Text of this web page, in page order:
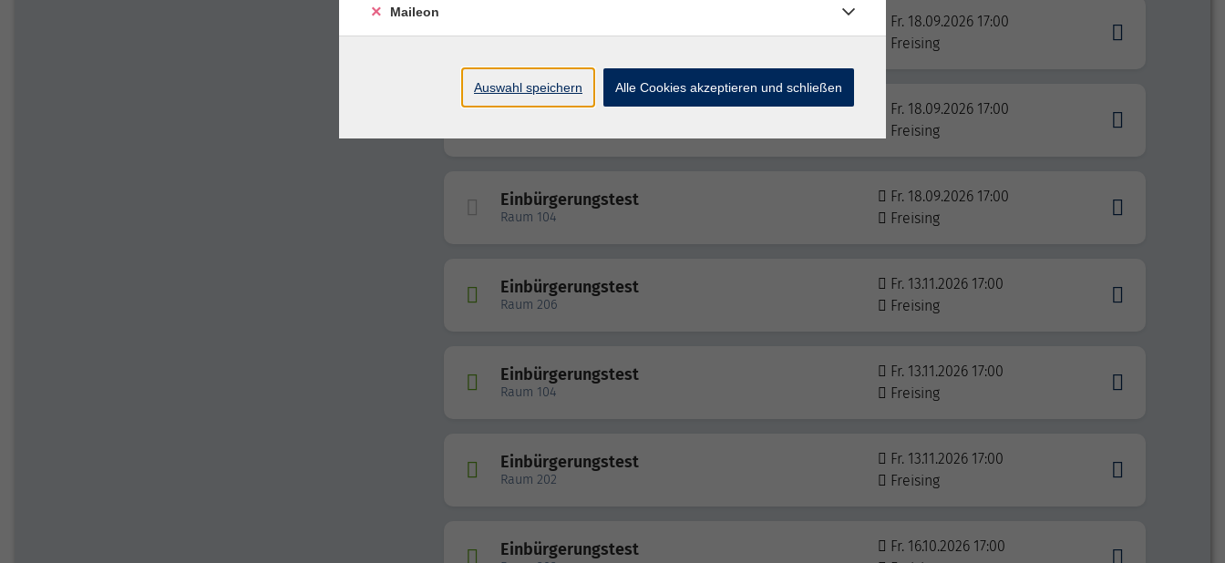
Fr. 18.09.2026 17:00
Freising
Einbürgerungstest
Fr. 18.09.2026 17:00
Freising
Einbürgerungstest
Raum 104
Fr. 18.09.2026 17:00
Freising
Einbürgerungstest
Raum 206
Fr. 13.11.2026 17:00
Freising
Einbürgerungstest
Raum 104
Fr. 13.11.2026 17:00
Freising
Einbürgerungstest
Raum 202
Fr. 13.11.2026 17:00
Freising
Einbürgerungstest
Fr. 16.10.2026 17:00
Maileon
Auswahl speichern Alle Cookies akzeptieren und schließen